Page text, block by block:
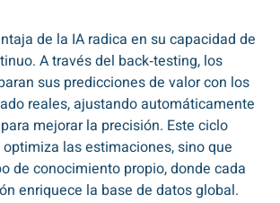
de la IA radica en su capacidad de
A través del back‑testing, los
sus predicciones de valor con los
reales, ajustando automáticamente
mejorar la precisión. Este ciclo
las estimaciones, sino que
de conocimiento propio, donde cada
enriquece la base de datos global.